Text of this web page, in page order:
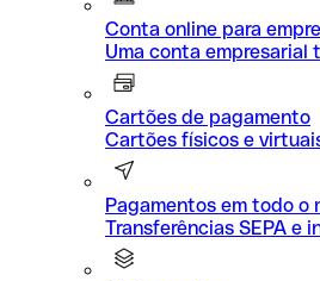
Conta online para
Uma conta empresarial
Cartões de pagamento
Cartões físicos e
Pagamentos em todo o
Transferências SEPA e